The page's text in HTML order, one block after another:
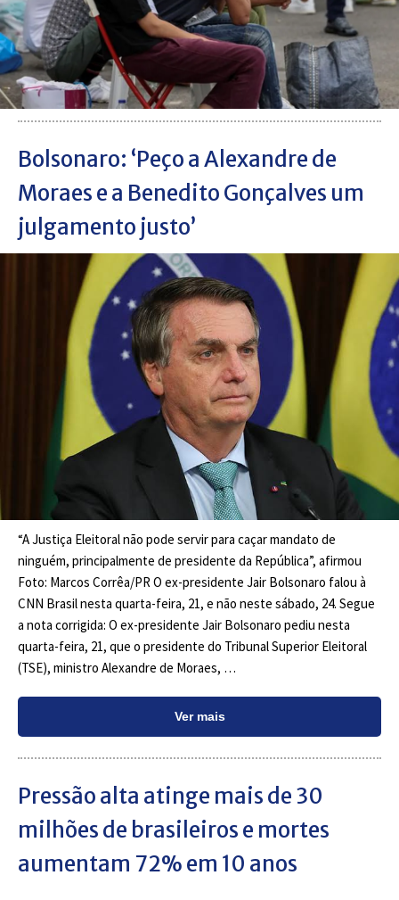
Bolsonaro: ‘Peço a Alexandre de
Moraes e a Benedito Gonçalves um
julgamento justo’
“A Justiça Eleitoral não pode servir para caçar mandato de
ninguém, principalmente de presidente da República”, afirmou
Foto: Marcos Corrêa/PR O ex-presidente Jair Bolsonaro falou à
CNN Brasil nesta quarta-feira, 21, e não neste sábado, 24. Segue
a nota corrigida: O ex-presidente Jair Bolsonaro pediu nesta
quarta-feira, 21, que o presidente do Tribunal Superior Eleitoral
(TSE), ministro Alexandre de Moraes, …
Ver mais
Pressão alta atinge mais de 30
milhões de brasileiros e mortes
aumentam 72% em 10 anos